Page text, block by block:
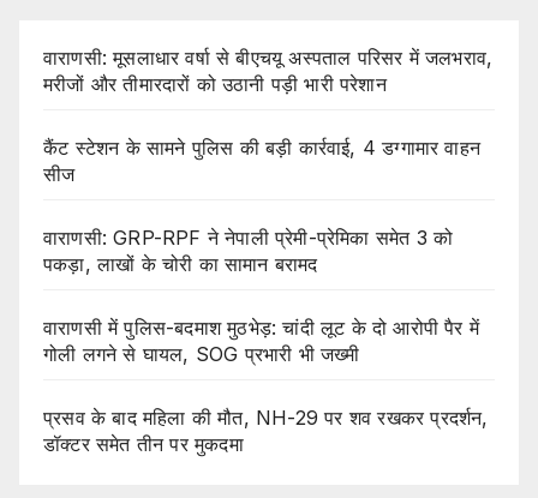
वाराणसी: मूसलाधार वर्षा से बीएचयू अस्पताल परिसर में जलभराव,
मरीजों और तीमारदारों को उठानी पड़ी भारी परेशान
कैंट स्टेशन के सामने पुलिस की बड़ी कार्रवाई, 4 डग्गामार वाहन
सीज
वाराणसी: GRP-RPF ने नेपाली प्रेमी-प्रेमिका समेत 3 को
पकड़ा, लाखों के चोरी का सामान बरामद
वाराणसी में पुलिस-बदमाश मुठभेड़: चांदी लूट के दो आरोपी पैर में
गोली लगने से घायल, SOG प्रभारी भी जख्मी
प्रसव के बाद महिला की मौत, NH-29 पर शव रखकर प्रदर्शन,
डॉक्टर समेत तीन पर मुकदमा